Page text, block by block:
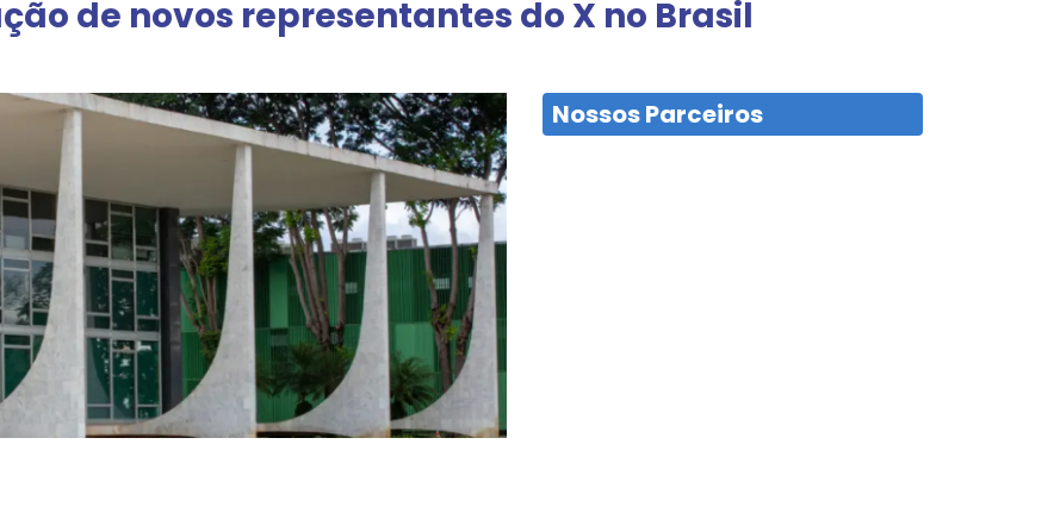
de novos representantes do X no Brasil
Nossos Parceiros